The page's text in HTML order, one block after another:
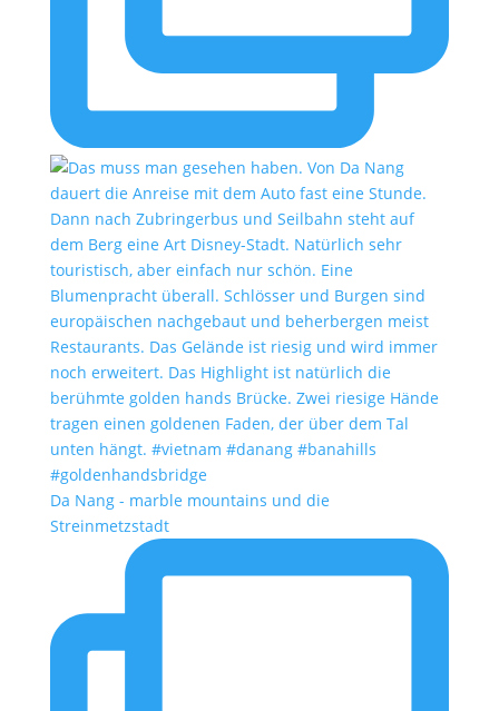
Da Nang - marble mountains und die
Streinmetzstadt